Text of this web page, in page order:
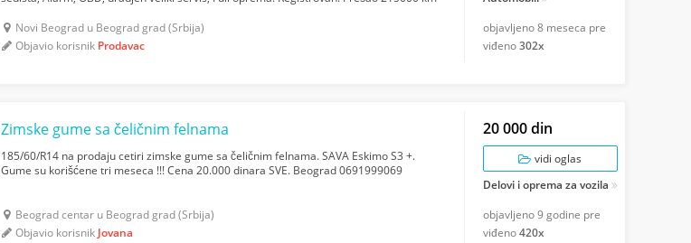
Novi Beograd u Beograd grad (Srbija)
Objavio korisnik Prodavac
objavljeno8 meseca pre
viđeno302x
Zimske gume sa čeličnim felnama
185/60/R14 na prodaju cetiri zimske gume sa čeličnim felnama. SAVA Eskimo S3 +.
Gume su korišćene tri meseca !!! Cena 20.000 dinara SVE. Beograd 0691999069
Beograd centar u Beograd grad (Srbija)
Objavio korisnik Jovana
20 000 din
vidi oglas
Delovi i oprema za vozila
objavljeno9 godine pre
viđeno420x